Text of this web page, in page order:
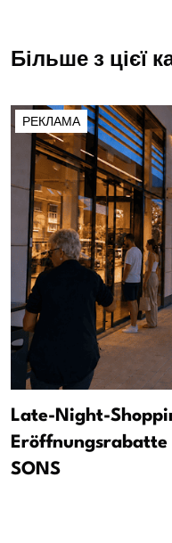
Більше з цієї
РЕКЛАМА
Late-Night-
Eröffnungsrabatte
SONS